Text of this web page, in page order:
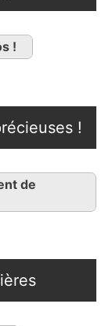
!
!
de